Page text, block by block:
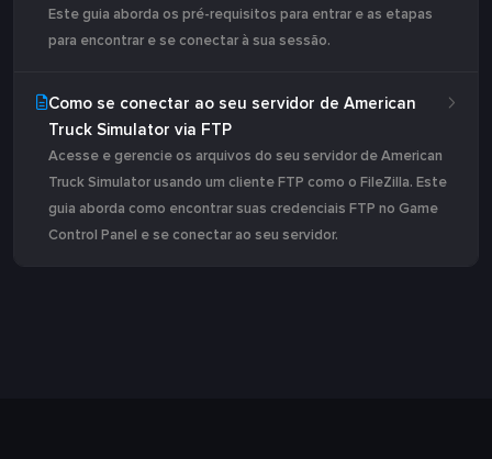
Este guia aborda os pré-requisitos para entrar e as etapas
para encontrar e se conectar à sua sessão.
Como se conectar ao seu servidor de American
Truck Simulator via FTP
Acesse e gerencie os arquivos do seu servidor de American
Truck Simulator usando um cliente FTP como o FileZilla. Este
guia aborda como encontrar suas credenciais FTP no Game
Control Panel e se conectar ao seu servidor.